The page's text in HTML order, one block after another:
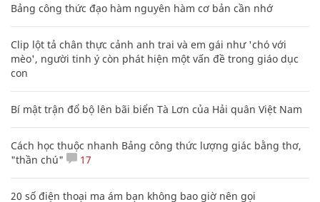
Bảng công thức đạo hàm nguyên hàm cơ bản cần nhớ
Clip lột tả chân thực cảnh anh trai và em gái như 'chó với
mèo', người tinh ý còn phát hiện một vấn đề trong giáo dục
con
Bí mật trận đổ bộ lên bãi biển Tà Lơn của Hải quân Việt Nam
Cách học thuộc nhanh Bảng công thức lượng giác bằng thơ,
"thần chú"
17
20 số điện thoại ma ám bạn không bao giờ nên gọi